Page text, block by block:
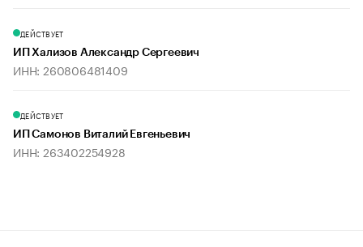
ДЕЙСТВУЕТ
ИП Хализов Александр Сергеевич
ИНН: 260806481409
ДЕЙСТВУЕТ
ИП Самонов Виталий Евгеньевич
ИНН: 263402254928